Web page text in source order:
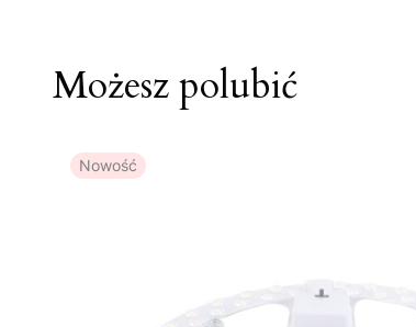
Możesz polubić
Nowość